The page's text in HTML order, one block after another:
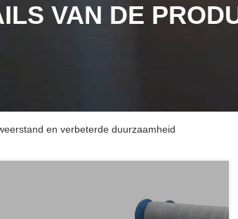
VAN DE
en verbeterde duurzaamheid